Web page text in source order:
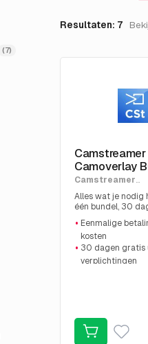
(7)
Resultaten: 7
Camoverlay
Camstreamer
Alles wat je nodig
één bundel, 30
zonder
Eenmalige
kosten
30 dagen gratis
verplichtingen
Stream vanaf